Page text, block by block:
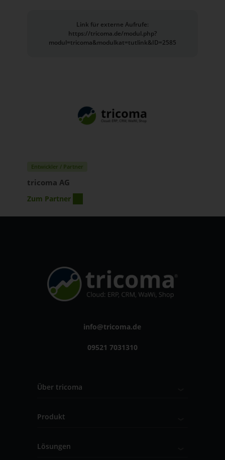
Link für externe Aufrufe:
https://tricoma.de/modul.php?
modul=tricoma&modulkat=tutlink&ID=2585
Entwickler / Partner
tricoma AG
Zum Partner
info@tricoma.de
09521 7031310
Über tricoma
Produkt
Lösungen